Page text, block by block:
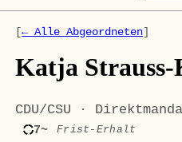
[← Alle Abgeordneten]
Katja Strauss-
CDU/CSU ·
7~ Frist-Erhalt